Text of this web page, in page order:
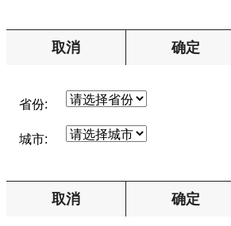
取消 确定
省份:
城市:
取消 确定